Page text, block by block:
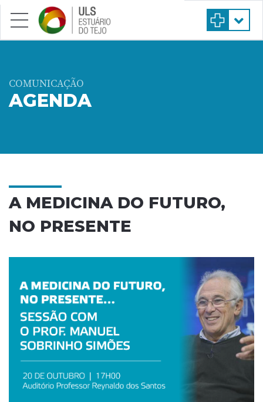
Saltar para conteúdo principal
COMUNICAÇÃO
AGENDA
A MEDICINA DO FUTURO,
NO PRESENTE